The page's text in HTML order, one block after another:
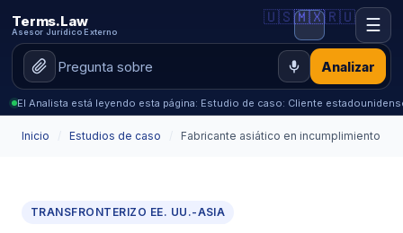
Terms.Law
Asesor Jurídico Externo
Analizar
🇺🇸🇲🇽🇷🇺 ☰
El Analista está leyendo esta página: Estudio de caso: Cliente
Inicio Estudios de caso Fabricante asiático en incumplimiento
TRANSFRONTERIZO EE. UU.-ASIA